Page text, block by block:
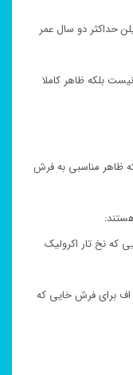
حداکثر دو سال عمر
بلکه ظاهر کاملا
ظاهر مناسبی به فرش
که نخ تار اکرولیک
برای فرش خایی که